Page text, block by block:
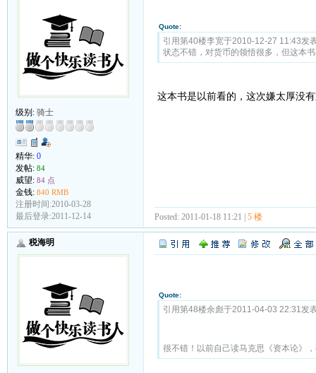
级别: 骑士
精华: 0
发帖: 84
威望: 84 点
金钱: 840 RMB
注册时间:2010-03-28
最后登录:2011-12-14
Quote:
引用第40楼李宽于2010-12-27 11:43发
状态不错，对货币的领悟很多，但这本
这本书是以前看的，这次嫌太厚没
Posted: 2011-01-18 11:21 | 5 楼
税海明
Quote:
引用第48楼余彪于2011-04-03 22:31发
很不错！以前自己读马克思《资本论》